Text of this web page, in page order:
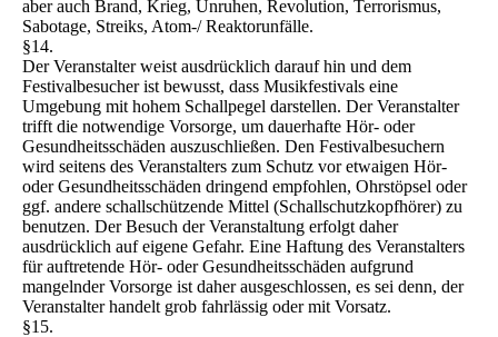
aber auch Brand, Krieg, Unruhen, Revolution, Terrorismus,
Sabotage, Streiks, Atom-/ Reaktorunfälle.
§14.
Der Veranstalter weist ausdrücklich darauf hin und dem
Festivalbesucher ist bewusst, dass Musikfestivals eine
Umgebung mit hohem Schallpegel darstellen. Der Veranstalter
trifft die notwendige Vorsorge, um dauerhafte Hör- oder
Gesundheitsschäden auszuschließen. Den Festivalbesuchern
wird seitens des Veranstalters zum Schutz vor etwaigen Hör-
oder Gesundheitsschäden dringend empfohlen, Ohrstöpsel oder
ggf. andere schallschützende Mittel (Schallschutzkopfhörer) zu
benutzen. Der Besuch der Veranstaltung erfolgt daher
ausdrücklich auf eigene Gefahr. Eine Haftung des Veranstalters
für auftretende Hör- oder Gesundheitsschäden aufgrund
mangelnder Vorsorge ist daher ausgeschlossen, es sei denn, der
Veranstalter handelt grob fahrlässig oder mit Vorsatz.
§15.